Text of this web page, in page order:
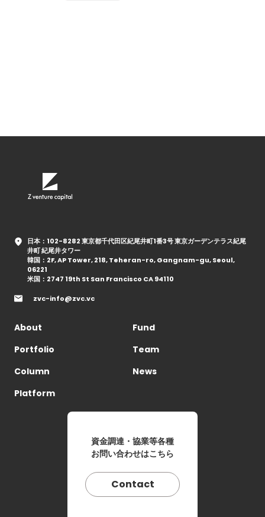
日本：102-8282 東京都千代田区紀尾井町1番3号 東京ガーデンテラス紀尾
井町 紀尾井タワー
韓国：2F, AP Tower, 218, Teheran-ro, Gangnam-gu, Seoul,
06221
米国：2747 19th St San Francisco CA 94110
zvc-info@zvc.vc
About
Fund
Portfolio
Team
Column
News
Platform
資金調達・協業等各種
お問い合わせはこちら
Contact